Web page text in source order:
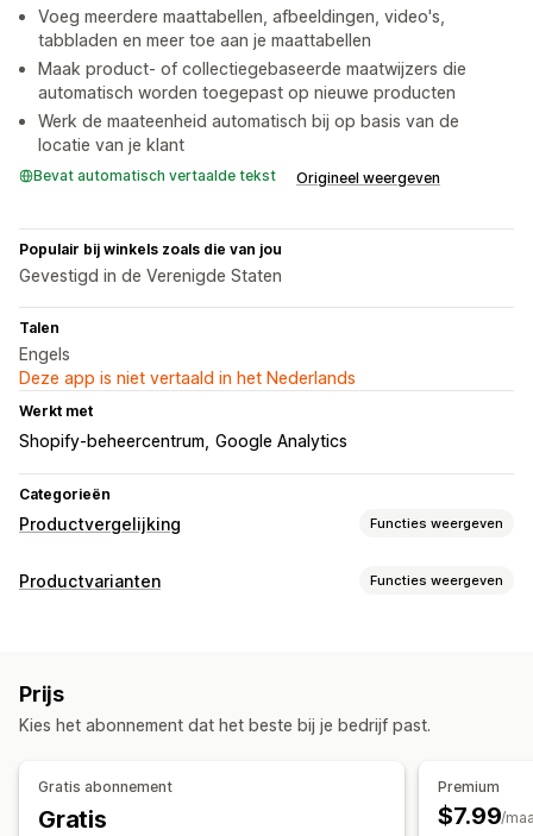
Voeg meerdere maattabellen, afbeeldingen, video's,
tabbladen en meer toe aan je maattabellen
Maak product- of collectiegebaseerde maatwijzers die
automatisch worden toegepast op nieuwe producten
Werk de maateenheid automatisch bij op basis van de
locatie van je klant
Bevat automatisch vertaalde tekst Origineel weergeven
Populair bij winkels zoals die van jou
Gevestigd in de Verenigde Staten
Talen
Engels
Deze app is niet vertaald in het Nederlands
Werkt met
Shopify-beheercentrum Google Analytics
Categorieën
Productvergelijking Functies weergeven
Vergelijkingstools
Weergeven en verbergen
Opmaak tabel
Aangepaste CSS
Kleur en lettertype
Aangepaste pictogrammen
Templates
Productvarianten Functies weergeven
Aangepaste tekst
Variantweergave
Prijs
Kies het abonnement dat het beste bij je bedrijf past.
Gratis abonnement
Gratis
Premium
$7.99/